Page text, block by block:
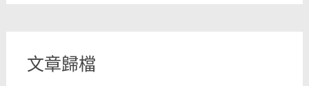
文章歸檔